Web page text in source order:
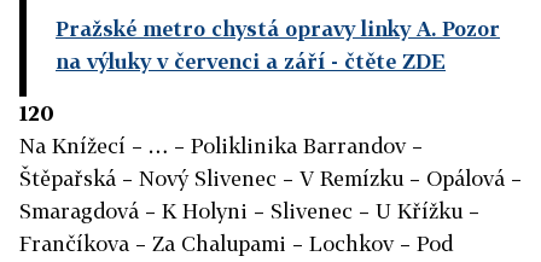
Pražské metro chystá opravy linky A. Pozor
na výluky v červenci a září - čtěte ZDE
120
Na Knížecí – … – Poliklinika Barrandov –
Štěpařská – Nový Slivenec – V Remízku – Opálová –
Smaragdová – K Holyni – Slivenec – U Křížku –
Frančíkova – Za Chalupami – Lochkov – Pod